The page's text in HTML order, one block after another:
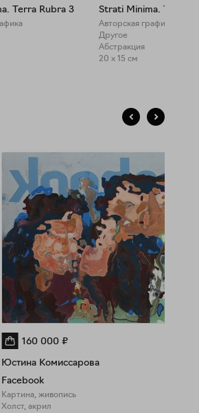
Terra Rubra 3
Strati Minima. Terra
Авторская графика
Другое
Абстракция
20 x 15 см
160 000 ₽
Юстина Комиссарова
Facebook
Картина, живопись
Холст, акрил